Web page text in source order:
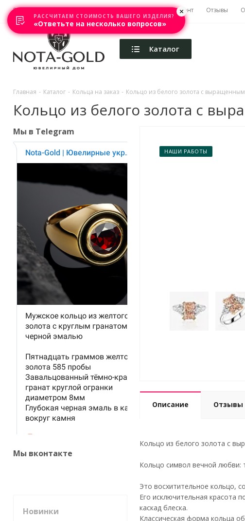
Главная Акции Каталоги Изготовление Ремонт Отзывы
Каталог
Главная - Каталог - Кольца на заказ - Кольцо из белого золота с
Кольцо из белого золота с
НАШИ РАБОТЫ
Описание Отзывы
Кольцо из белого золота с
Кольцо символ вечной любви:
Это восхитительное кольцо,
Его исключительная красота
каскад блеска.
Классическая форма кольца
Мы в Telegram
Мы вконтакте
Новинки
РАССЧИТАЕМ СТОИМОСТЬ ВАШЕГО ИЗДЕЛИЯ?
«Ответьте на несколько вопросов»